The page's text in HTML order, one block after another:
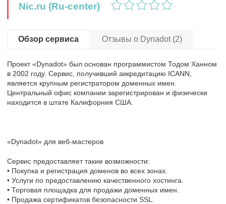
Nic.ru (Ru-center)
Обзор сервиса Отзывы о Dynadot (2)
Проект «Dynadot» был основан программистом Тодом Ханном
в 2002 году. Сервис, получивший аккредитацию ICANN,
является крупным регистратором доменных имен.
Центральный офис компании зарегистрирован и физически
находится в штате Калифорния США.
«Dynadot» для веб-мастеров
Сервис предоставляет такие возможности:
• Покупка и регистрация доменов во всех зонах.
• Услуги по предоставлению качественного хостинга.
• Торговая площадка для продажи доменных имен.
• Продажа сертификатов безопасности SSL.